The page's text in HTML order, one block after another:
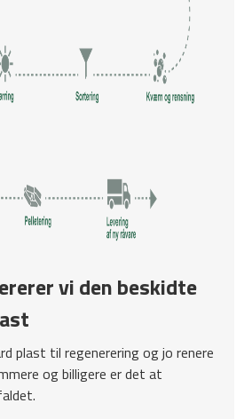
vi den beskidte
plast til regenerering og jo renere
og billigere er det at